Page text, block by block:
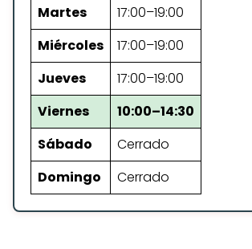
Martes
17:00–19:00
Miércoles
17:00–19:00
Jueves
17:00–19:00
Viernes
10:00–14:30
Sábado
Cerrado
Domingo
Cerrado